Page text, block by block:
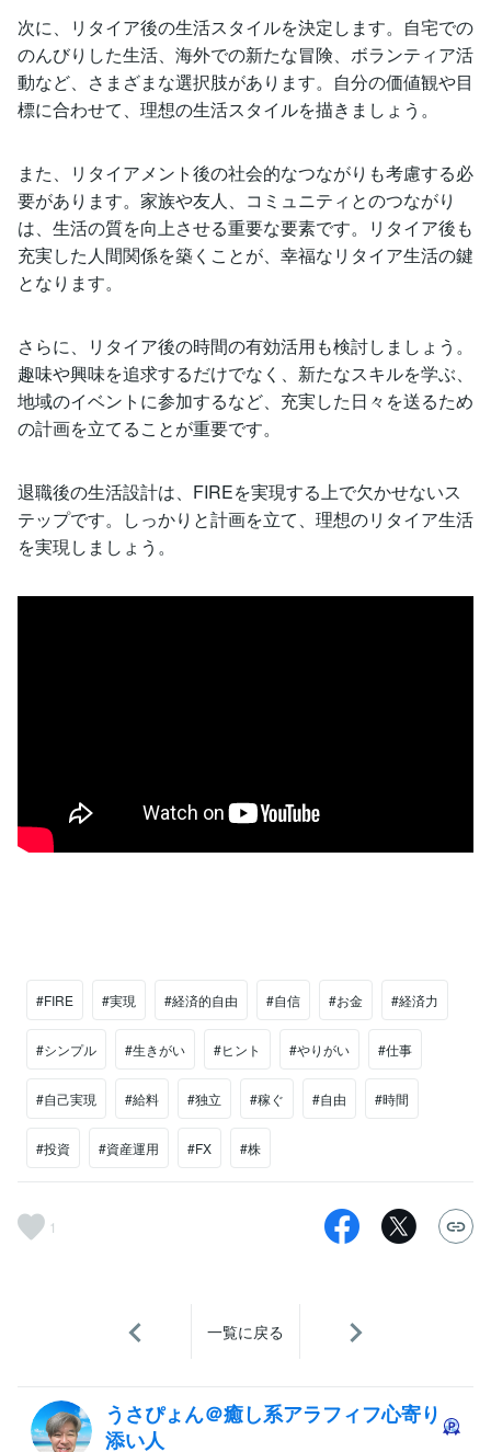
次に、リタイア後の生活スタイルを決定します。自宅での
のんびりした生活、海外での新たな冒険、ボランティア活
動など、さまざまな選択肢があります。自分の価値観や目
標に合わせて、理想の生活スタイルを描きましょう。
また、リタイアメント後の社会的なつながりも考慮する必
要があります。家族や友人、コミュニティとのつながり
は、生活の質を向上させる重要な要素です。リタイア後も
充実した人間関係を築くことが、幸福なリタイア生活の鍵
となります。
さらに、リタイア後の時間の有効活用も検討しましょう。
趣味や興味を追求するだけでなく、新たなスキルを学ぶ、
地域のイベントに参加するなど、充実した日々を送るため
の計画を立てることが重要です。
退職後の生活設計は、FIREを実現する上で欠かせないス
テップです。しっかりと計画を立て、理想のリタイア生活
を実現しましょう。
#FIRE #実現 #経済的自由 #自信 #お金 #経済力
#シンプル #生きがい #ヒント #やりがい #仕事
#自己実現 #給料 #独立 #稼ぐ #自由 #時間
#投資 #資産運用 #FX #株
1
一覧に戻る
うさぴょん＠癒し系アラフィフ心寄り
添い人